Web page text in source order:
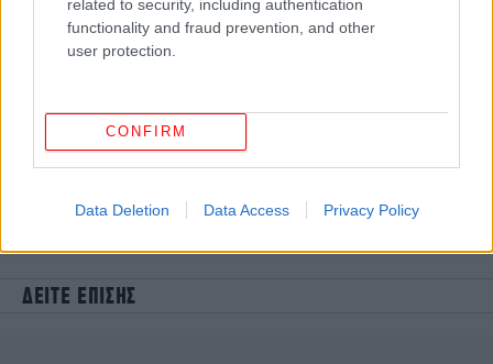
related to security, including authentication
functionality and fraud prevention, and other
user protection.
CONFIRM
Data Deletion Data Access Privacy Policy
ΔΕΙΤΕ ΕΠΙΣΗΣ